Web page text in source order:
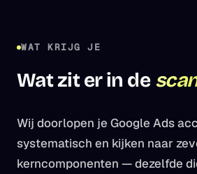
WAT KRIJG JE
Wat zit er in de
Wij doorlopen je Google Ads
systematisch en kijken naar
kerncomponenten — dezelfde